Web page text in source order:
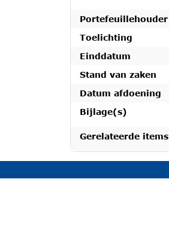
Portefeuillehouder
Toelichting
Einddatum
Stand van zaken
Datum afdoening
Bijlage(s)
Gerelateerde items